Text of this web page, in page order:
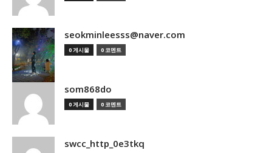
seokminleesss@naver.com
0 게시물 0 코멘트
som868do
0 게시물 0 코멘트
swcc_http_0e3tkq